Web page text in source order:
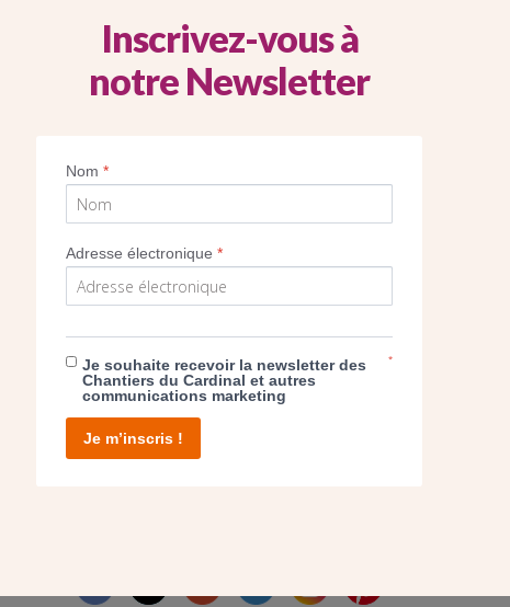
DON
D’AGIR
Inscrivez-vous à
notre Newsletter
Nom*
Adresse électronique*
Je souhaite recevoir la newsletter des
Chantiers du Cardinal et autres
communications marketing
*
Je m’inscris !